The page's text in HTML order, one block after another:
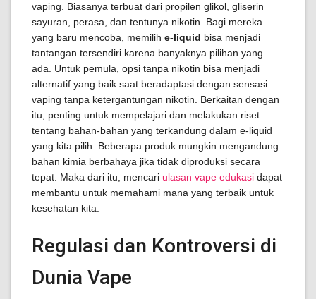
vaping. Biasanya terbuat dari propilen glikol, gliserin
sayuran, perasa, dan tentunya nikotin. Bagi mereka
yang baru mencoba, memilih e-liquid bisa menjadi
tantangan tersendiri karena banyaknya pilihan yang
ada. Untuk pemula, opsi tanpa nikotin bisa menjadi
alternatif yang baik saat beradaptasi dengan sensasi
vaping tanpa ketergantungan nikotin. Berkaitan dengan
itu, penting untuk mempelajari dan melakukan riset
tentang bahan-bahan yang terkandung dalam e-liquid
yang kita pilih. Beberapa produk mungkin mengandung
bahan kimia berbahaya jika tidak diproduksi secara
tepat. Maka dari itu, mencari ulasan vape edukasi dapat
membantu untuk memahami mana yang terbaik untuk
kesehatan kita.
Regulasi dan Kontroversi di
Dunia Vape